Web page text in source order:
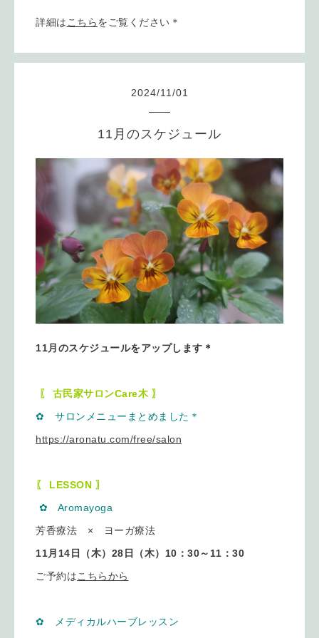
詳細はこちらをご覧ください＊
2024/11/01
11月のスケジュール
11月のスケジュールをアップします＊
〖 古民家サロンCare木 〗
✿ サロンメニューまとめました＊
https://aronatu.com/free/salon
〖 LESSON 〗
✿ Aromayoga
芳香療法 × ヨーガ療法
11月14日（木）28日
（木）10：30～11：30
ご予約はこちらから
✿ メディカルハーブレッスン